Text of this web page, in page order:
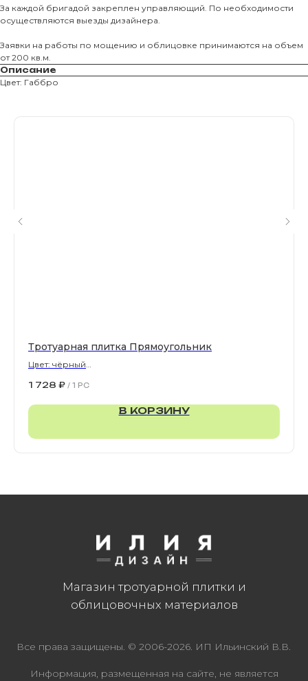
За каждой бригадой закреплен управляющий. По необходимости
осуществляются выезды дизайнера.
Заявки на работы по мощению и облицовке принимаются на объем
от 200 кв.м.
Описание
Цвет: Габбро
Тротуарная плитка Прямоугольник
Цвет: чёрный
1 728 ₽ / 1 PC
В КОРЗИНУ
Магазин тротуарной плитки и